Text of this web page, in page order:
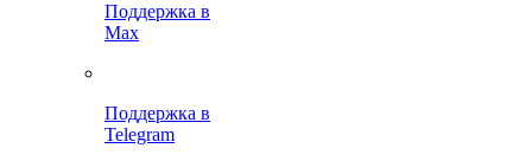
Поддержка в
Max
Поддержка в
Telegram